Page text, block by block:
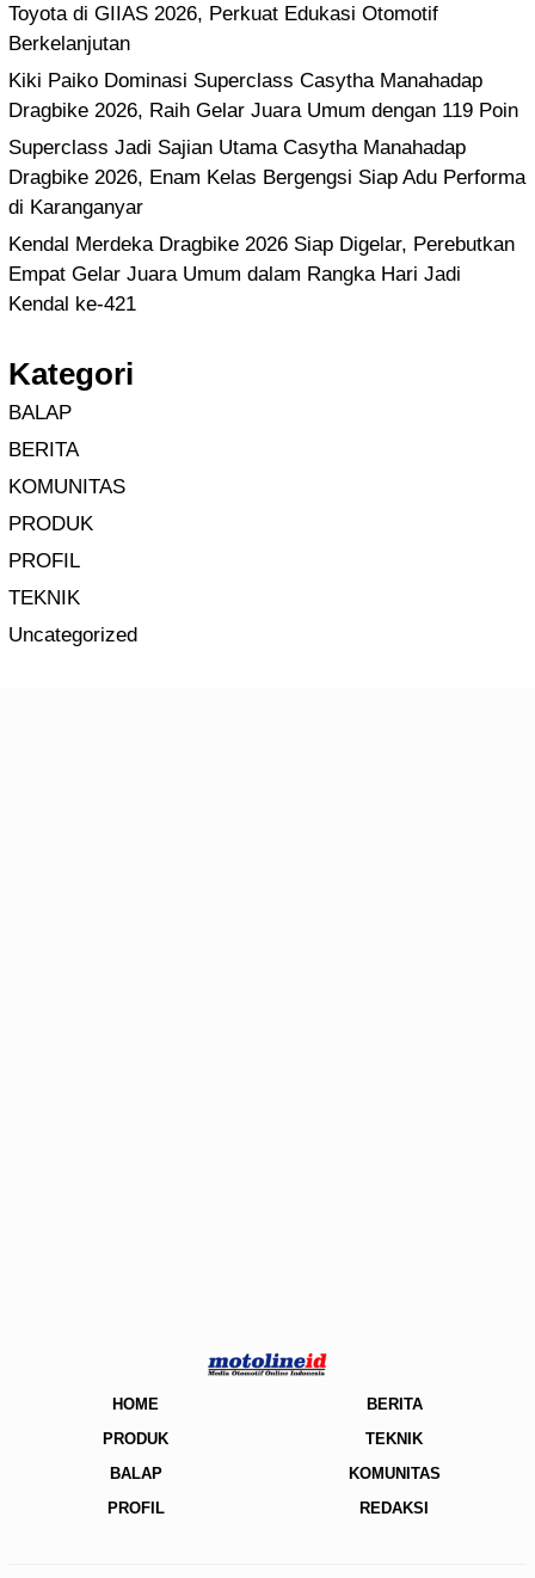
Toyota di GIIAS 2026, Perkuat Edukasi Otomotif
Berkelanjutan
Kiki Paiko Dominasi Superclass Casytha Manahadap
Dragbike 2026, Raih Gelar Juara Umum dengan 119 Poin
Superclass Jadi Sajian Utama Casytha Manahadap
Dragbike 2026, Enam Kelas Bergengsi Siap Adu Performa
di Karanganyar
Kendal Merdeka Dragbike 2026 Siap Digelar, Perebutkan
Empat Gelar Juara Umum dalam Rangka Hari Jadi
Kendal ke-421
Kategori
BALAP
BERITA
KOMUNITAS
PRODUK
PROFIL
TEKNIK
Uncategorized
HOME
BERITA
PRODUK
TEKNIK
BALAP
KOMUNITAS
PROFIL
REDAKSI